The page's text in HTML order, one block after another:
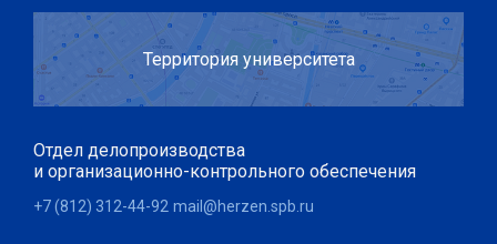
Территория университета
Отдел делопроизводства
и организационно-контрольного обеспечения
+7 (812) 312-44-92 mail@herzen.spb.ru